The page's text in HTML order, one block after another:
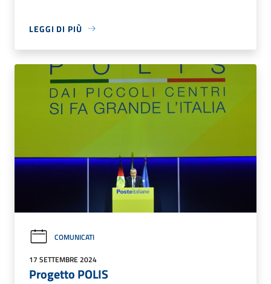
LEGGI DI PIÙ
COMUNICATI
17 SETTEMBRE 2024
Progetto POLIS